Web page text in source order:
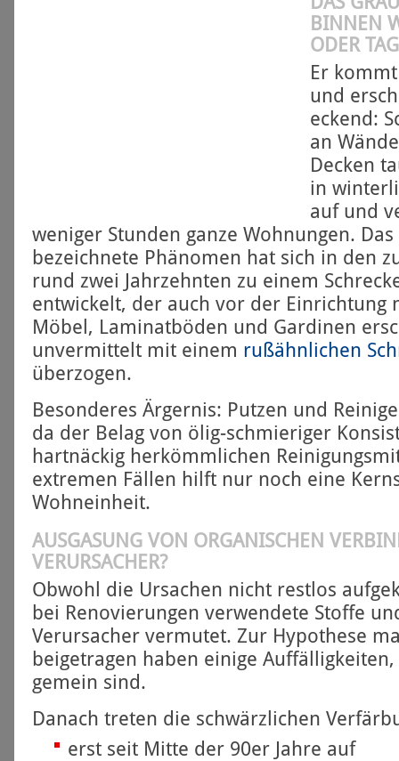
BINNEN
ODER
Er
und
eckend:
an
Decken
in
auf und
weniger Stunden ganze Wohnungen. Das
bezeichnete Phänomen hat sich in den
rund zwei Jahrzehnten zu einem
entwickelt, der auch vor der Einrichtung
Möbel, Laminat­böden und Gardinen
unvermittelt mit einem rußähnlichen
überzogen.
Besonderes Ärgernis: Putzen und
da der Belag von ölig-schmieriger
hartnäckig herkömmlichen
extremen Fällen hilft nur noch eine
Wohneinheit.
AUSGASUNG VON ORGANISCHEN
VERURSACHER?
Obwohl die Ursachen nicht restlos
bei Renovierungen verwendete Stoffe
Verursacher vermutet. Zur Hypothese
beigetragen haben einige
gemein sind.
Danach treten die schwärzlichen
erst seit Mitte der 90er Jahre auf